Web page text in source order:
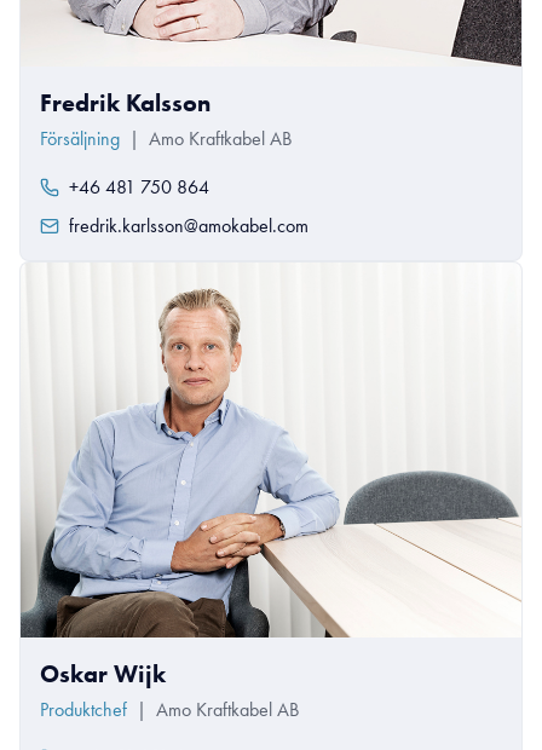
Fredrik Kalsson
Försäljning | Amo Kraftkabel AB
+46 481 750 864
fredrik.karlsson@amokabel.com
Oskar Wijk
Produktchef | Amo Kraftkabel AB